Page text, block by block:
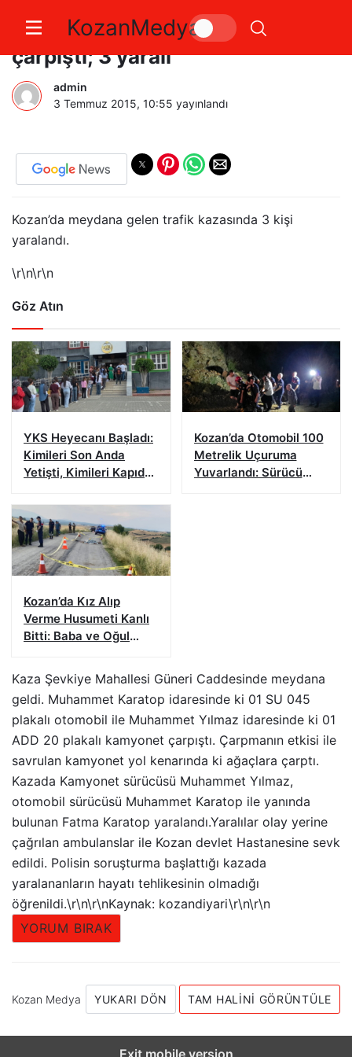
KozanMedya
Kozan’da Otomobil ile kamyonet
çarpıştı; 3 yaralı
admin
3 Temmuz 2015, 10:55 yayınlandı
Kozan’da meydana gelen trafik kazasında 3 kişi
yaralandı.
\r\n\r\n
Göz Atın
YKS Heyecanı Başladı:
Kimileri Son Anda
Yetişti, Kimileri Kapıda
Kozan’da Otomobil 100
Metrelik Uçuruma
Yuvarlandı: Sürücü
Kozan’da Kız Alıp
Verme Husumeti Kanlı
Bitti: Baba ve Oğul
Kaza Şevkiye Mahallesi Güneri Caddesinde meydana
geldi. Muhammet Karatop idaresinde ki 01 SU 045
plakalı otomobil ile Muhammet Yılmaz idaresinde ki 01
ADD 20 plakalı kamyonet çarpıştı. Çarpmanın etkisi ile
savrulan kamyonet yol kenarında ki ağaçlara çarptı.
Kazada Kamyonet sürücüsü Muhammet Yılmaz,
otomobil sürücüsü Muhammet Karatop ile yanında
bulunan Fatma Karatop yaralandı.Yaralılar olay yerine
çağrılan ambulanslar ile Kozan devlet Hastanesine sevk
edildi. Polisin soruşturma başlattığı kazada
yaralananların hayatı tehlikesinin olmadığı
öğrenildi.\r\n\r\nKaynak: kozandiyari\r\n\r\n
YORUM BIRAK
Kozan Medya YUKARI DÖN TAM HALINI GÖRÜNTÜLE
Exit mobile version